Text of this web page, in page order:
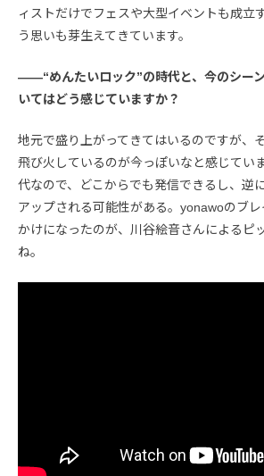
ィストだけでフェスや大型イベントも成立
う思いも芽生えてきています。
――“めんたいロック”の時代と、今のシー
いてはどう感じていますか？
地元で盛り上がってきてはいるのですが、
飛び火しているのが今っぽいなと感じてい
代なので、どこからでも発信できるし、逆
アップされる可能性がある。yonawoのブレ
かけになったのが、川谷絵音さんによるピ
ね。